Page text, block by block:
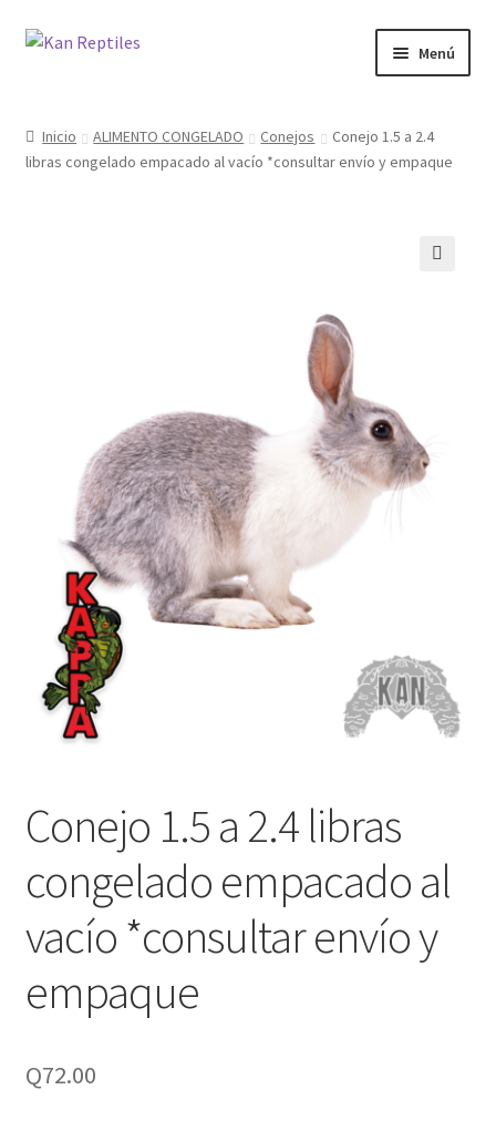
Ir
Ir
Menú
Tienda
Inicio ALIMENTO CONGELADO Conejos
Conejo 1.5 a 2.4
libras congelado empacado al vacío *consultar envío y empaque
Conejo 1.5 a 2.4 libras
congelado empacado al
vacío *consultar envío y
empaque
Q72.00